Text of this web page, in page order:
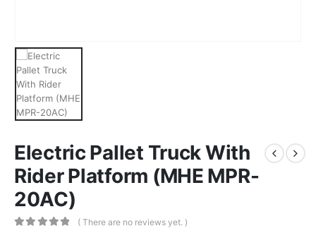
Electric Pallet Truck With
Rider Platform (MHE MPR-
20AC)
( There are no reviews yet. )